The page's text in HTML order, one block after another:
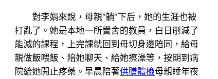
對李娟來說，母親“躺”下后，她的生涯也被
打亂了。她是本地一所黌舍的教員，白日削減了
能減的課程，上完課就回到母切身邊陪同，給母
親做飯喂飯、陪她聊天、給她擦澡等，按期到病
院給她開止疼藥。早晨陪著供膳體檢母親睡年夜